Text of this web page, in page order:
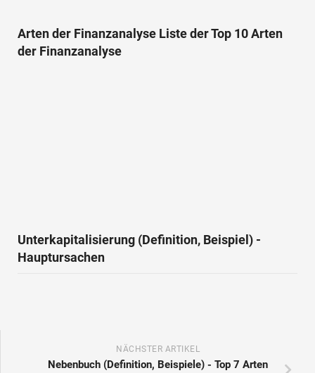
Arten der Finanzanalyse Liste der Top 10 Arten
der Finanzanalyse
Unterkapitalisierung (Definition, Beispiel) -
Hauptursachen
NÄCHSTER ARTIKEL
Nebenbuch (Definition, Beispiele) - Top 7 Arten